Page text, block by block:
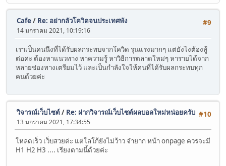
#9
Cafe/ Re: อย่ากลัวโควิดจนประเทศพัง
14 มกราคม 2021, 10:19:16
เราเป็นคนนึงที่ได้รับผลกระทบจากโควิด รุนแรงมากๆ แต่ยังไงต้องสู้
ต่อค่ะ ต้องหาแนวทาง หาความรู้ หาวิธีการตลาดใหม่ๆ หารายได้จาก
หลายช่องทางเตรียมไว้ และเป็นกำลังใจให้คนที่ได้รับผลกระทบทุก
คนด้วยค่ะ
#10
วิจารณ์เว็บไซต์/ Re: ฝากวิจารณ์เว็บไซต์ผลบอลใหม่หน่อยครับ
13 มกราคม 2021, 17:34:55
โหลดเร็ว เว็บสวยค่ะ แต่โลโก้ยังไม่ว้าว จำยาก หน้า onpage ควรจะมี
H1 H2 H3 .... เรียงตามนี้ด้วยค่ะ